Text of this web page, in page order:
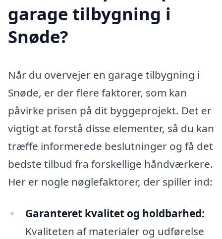
garage tilbygning i
Snøde?
Når du overvejer en garage tilbygning i
Snøde, er der flere faktorer, som kan
påvirke prisen på dit byggeprojekt. Det er
vigtigt at forstå disse elementer, så du kan
træffe informerede beslutninger og få det
bedste tilbud fra forskellige håndværkere.
Her er nogle nøglefaktorer, der spiller ind:
Garanteret kvalitet og holdbarhed:
Kvaliteten af materialer og udførelse